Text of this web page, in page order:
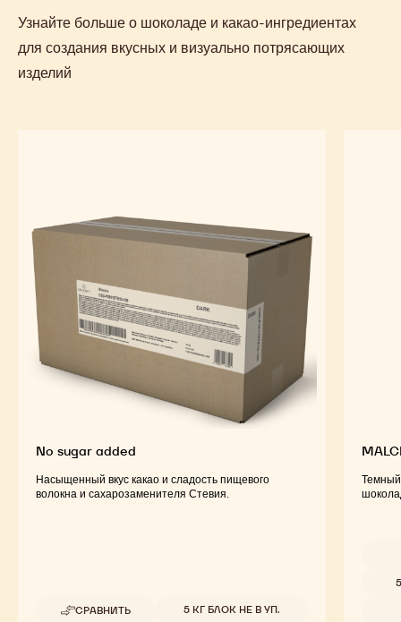
Узнайте больше о шоколаде и какао-ингредиентах
для создания вкусных и визуально потрясающих
изделий
No sugar added
Насыщенный вкус какао и сладость пищевого
волокна и сахарозаменителя Стевия.
СРАВНИТЬ
-
Доступные размеры
5 КГ БЛОК НЕ В УП.